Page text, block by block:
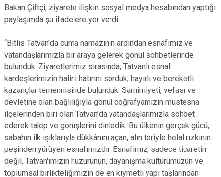
Bakan Çiftçi, ziyarete ilişkin sosyal medya hesabından yaptığı
paylaşımda şu ifadelere yer verdi:
“Bitlis Tatvan'da cuma namazının ardından esnafımız ve
vatandaşlarımızla bir araya gelerek gönül sohbetlerinde
bulunduk. Ziyaretlerimiz sırasında; Tatvanlı esnaf
kardeşlerimizin halini hatırını sorduk, hayırlı ve bereketli
kazançlar temennisinde bulunduk. Samimiyeti, vefası ve
devletine olan bağlılığıyla gönül coğrafyamızın müstesna
ilçelerinden biri olan Tatvan’da vatandaşlarımızla sohbet
ederek talep ve görüşlerini dinledik. Bu ülkenin gerçek gücü;
sabahın ilk ışıklarıyla dükkânını açan, alın teriyle helal rızkının
peşinden yürüyen esnafımızdır. Esnafımız; sadece ticaretin
değil, Tatvan'ımızın huzurunun, dayanışma kültürümüzün ve
toplumsal birlikteliğimizin de en kıymetli yapı taşlarından